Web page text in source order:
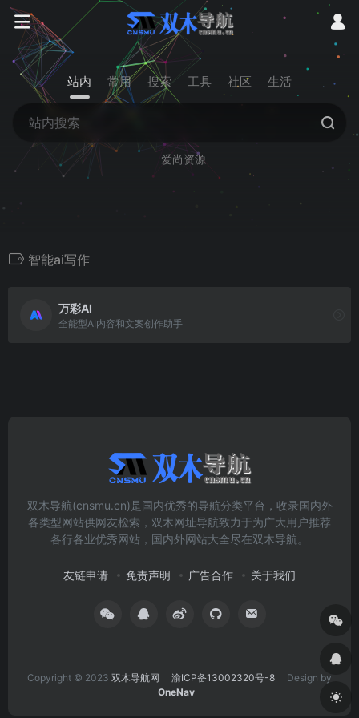
站内 常用 搜索 工具 社区 生活
爱尚资源
智能ai写作
万彩AI
全能型AI内容和文案创作助手
双木导航(cnsmu.cn)是国内优秀的导航分类平台，收录国内外
各类型网站供网友检索，双木网址导航致力于为广大用户推荐
各行各业优秀网站，国内外网站大全尽在双木导航。
友链申请 免责声明 广告合作 关于我们
Copyright © 2023 双木导航网 渝ICP备13002320号-8 Design by
OneNav